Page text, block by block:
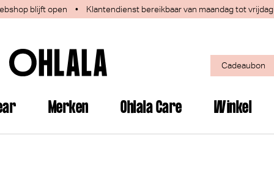
blijft open • Klantendienst bereikbaar van maandag tot vrijdag
Cadeaubon
Merken Ohlala Care Winkel